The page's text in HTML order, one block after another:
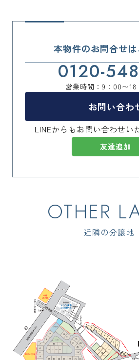
本物件のお問合せは
0120-
営業時間：9：00〜18
お問い合わ
LINEからもお問い合わせい
友達追加
近隣の分譲地